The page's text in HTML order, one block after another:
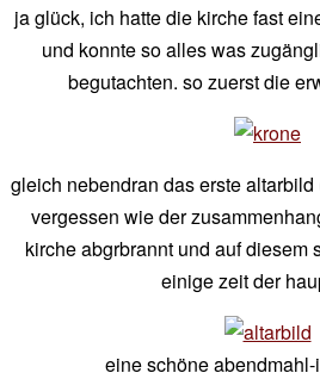
ja glück, ich hatte die kirche fast
und konnte so alles was
begutachten. so zuerst die
gleich nebendran das erste
vergessen wie der
kirche abgrbrannt und auf diesem
einige zeit der
eine schöne